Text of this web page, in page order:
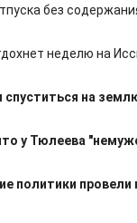
без
неделю на
на
у Тюлеева
политики